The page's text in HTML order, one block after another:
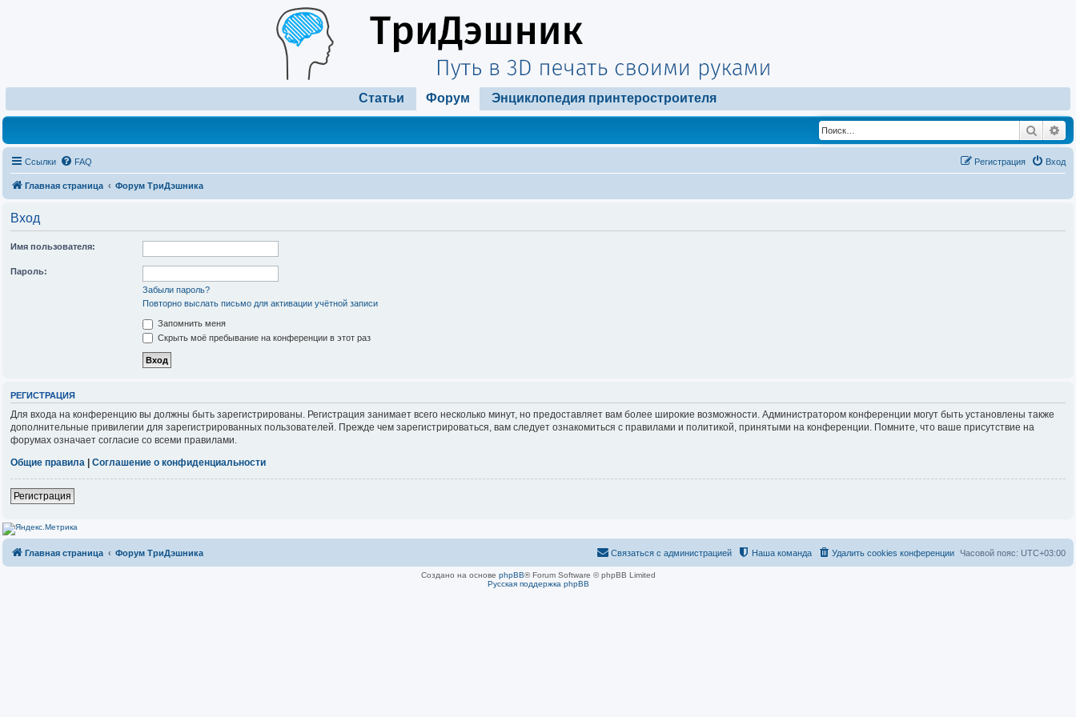
Статьи Форум Энциклопедия принтеростроителя
Поиск
Ссылки FAQ Вход
Регистрация
Главная страница Форум ТриДэшника
Вход
Имя пользователя:
Пароль:
Забыли пароль?
Повторно выслать письмо для активации учётной записи
Запомнить меня
Скрыть моё пребывание на конференции в этот раз
РЕГИСТРАЦИЯ
Для входа на конференцию вы должны быть зарегистрированы. Регистрация занимает всего несколько минут, но предоставляет вам более широкие возможности. Администратором конференции могут быть установлены также
дополнительные привилегии для зарегистрированных пользователей. Прежде чем зарегистрироваться, вам следует ознакомиться с правилами и политикой, принятыми на конференции. Помните, что ваше присутствие на
форумах означает согласие со всеми правилами.
Общие правила | Соглашение о конфиденциальности
Регистрация
Главная страница Форум ТриДэшника Часовой пояс: UTC+03:00
Удалить cookies конференции
Наша команда
Связаться с администрацией
Создано на основе phpBB® Forum Software © phpBB Limited
Русская поддержка phpBB